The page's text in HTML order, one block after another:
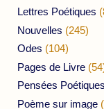
Lettres Poétiques
Nouvelles (245)
Odes (104)
Pages de Livre
Pensées Poétiques
Poème sur image